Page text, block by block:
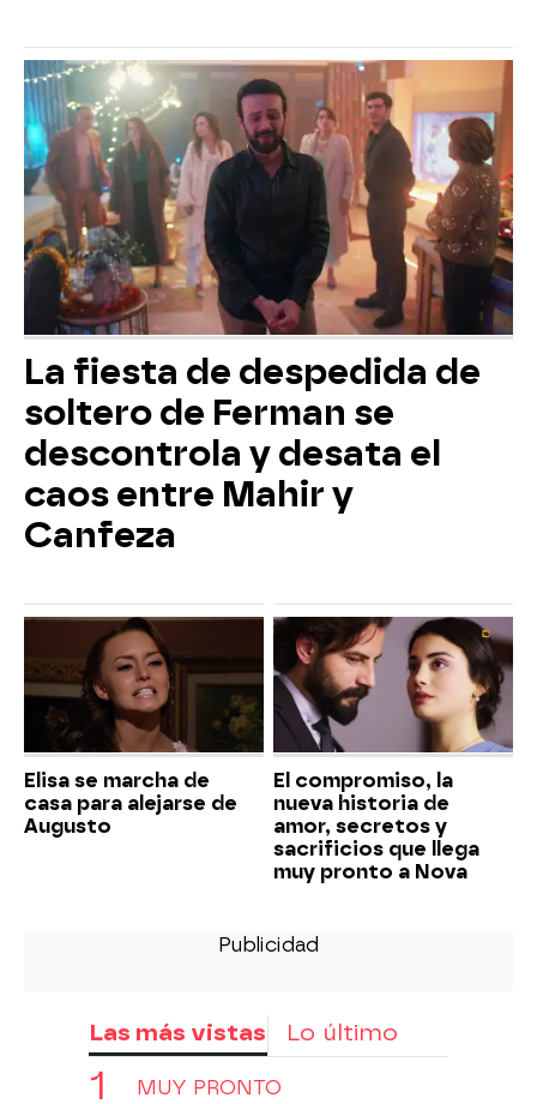
La fiesta de despedida de
soltero de Ferman se
descontrola y desata el
caos entre Mahir y
Canfeza
Elisa se marcha de
casa para alejarse de
Augusto
El compromiso, la
nueva historia de
amor, secretos y
sacrificios que llega
muy pronto a Nova
Las más vistas Lo último
MUY PRONTO